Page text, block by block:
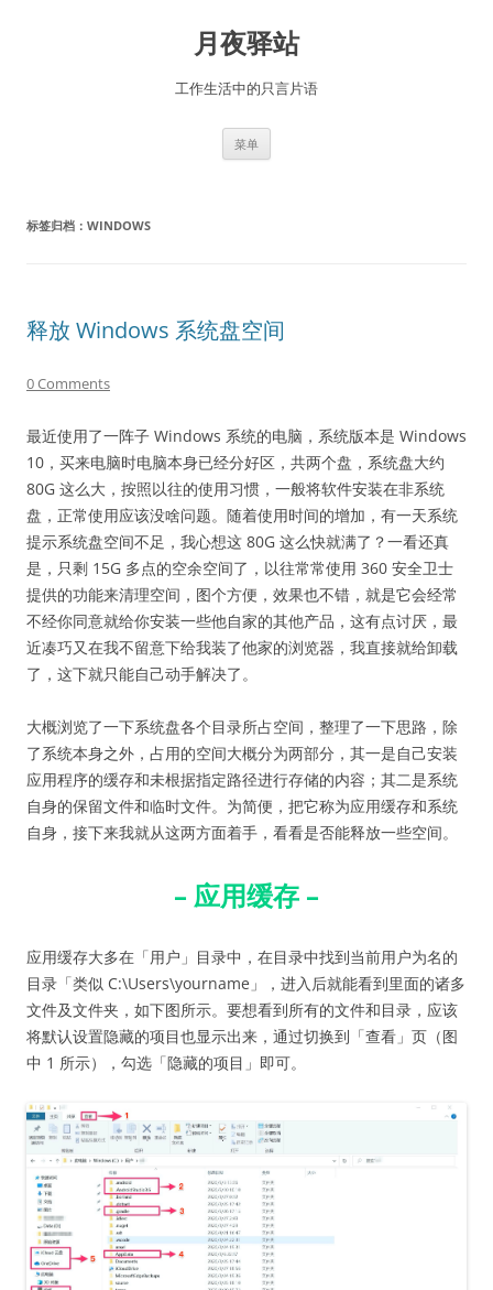
月夜驿站
工作生活中的只言片语
菜单
标签归档： WINDOWS
释放 Windows 系统盘空间
0 Comments
最近使用了一阵子 Windows 系统的电脑，系统版本是 Windows
10，买来电脑时电脑本身已经分好区，共两个盘，系统盘大约
80G 这么大，按照以往的使用习惯，一般将软件安装在非系统
盘，正常使用应该没啥问题。随着使用时间的增加，有一天系统
提示系统盘空间不足，我心想这 80G 这么快就满了？一看还真
是，只剩 15G 多点的空余空间了，以往常常使用 360 安全卫士
提供的功能来清理空间，图个方便，效果也不错，就是它会经常
不经你同意就给你安装一些他自家的其他产品，这有点讨厌，最
近凑巧又在我不留意下给我装了他家的浏览器，我直接就给卸载
了，这下就只能自己动手解决了。
大概浏览了一下系统盘各个目录所占空间，整理了一下思路，除
了系统本身之外，占用的空间大概分为两部分，其一是自己安装
应用程序的缓存和未根据指定路径进行存储的内容；其二是系统
自身的保留文件和临时文件。为简便，把它称为应用缓存和系统
自身，接下来我就从这两方面着手，看看是否能释放一些空间。
– 应用缓存 –
应用缓存大多在「用户」目录中，在目录中找到当前用户为名的
目录「类似 C:\Users\yourname」，进入后就能看到里面的诸多
文件及文件夹，如下图所示。要想看到所有的文件和目录，应该
将默认设置隐藏的项目也显示出来，通过切换到「查看」页（图
中 1 所示），勾选「隐藏的项目」即可。